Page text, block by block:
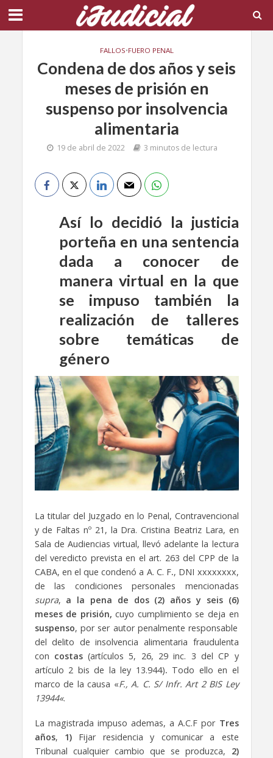
FALLOS•FUERO PENAL
Condena de dos años y seis
meses de prisión en
suspenso por insolvencia
alimentaria
19 de abril de 2022 3 minutos de lectura
Así lo decidió la justicia
porteña en una sentencia
dada a conocer de
manera virtual en la que
se impuso también la
realización de talleres
sobre temáticas de
género
La titular del Juzgado en lo Penal, Contravencional
y de Faltas nº 21, la Dra. Cristina Beatriz Lara, en
Sala de Audiencias virtual, llevó adelante la lectura
del veredicto prevista en el art. 263 del CPP de la
CABA, en el que condenó a A. C. F., DNI xxxxxxxx,
de las condiciones personales mencionadas
supra, a la pena de dos (2) años y seis (6)
meses de prisión,cuyo cumplimiento se deja en
suspenso, por ser autor penalmente responsable
del delito de insolvencia alimentaria fraudulenta
con costas(artículos 5, 26, 29 inc. 3 del CP y
artículo 2 bis de la ley 13.944). Todo ello en el
marco de la causa «F., A. C. S/ Infr. Art 2 BIS Ley
13944«.
La magistrada impuso ademas, a A.C.F por Tres
años, 1)Fijar residencia y comunicar a este
Tribunal cualquier cambio que se produzca, 2)